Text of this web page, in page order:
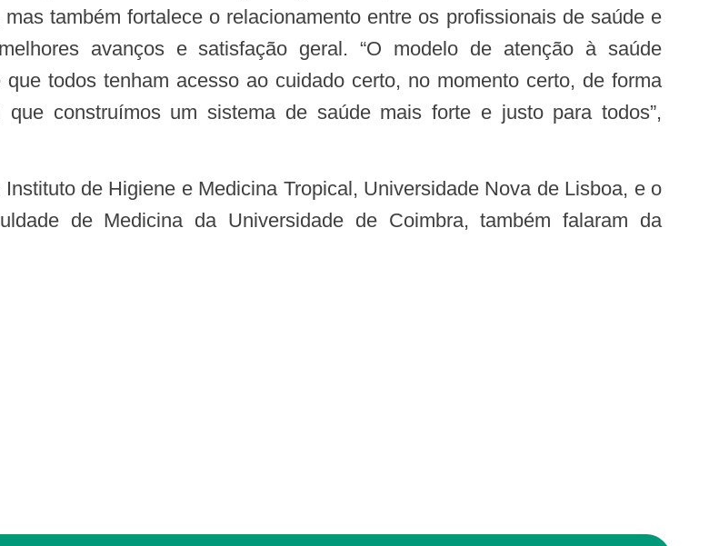
também fortalece o relacionamento entre os profissionais de saúde e
avanços e satisfação geral. “O modelo de atenção à saúde
todos tenham acesso ao cuidado certo, no momento certo, de forma
construímos um sistema de saúde mais forte e justo para todos”,
de Medicina da Universidade de Coimbra, também falaram da